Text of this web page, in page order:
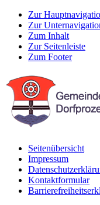
Zur
Zur
Zum Inhalt
Zur Seitenleiste
Zum Footer
Seitenübersicht
Impressum
Kontaktformular